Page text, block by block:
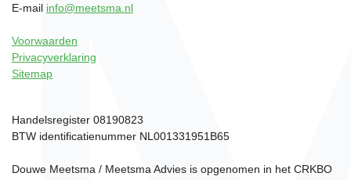
E-mail info@meetsma.nl
Voorwaarden
Privacyverklaring
Sitemap
Handelsregister 08190823
BTW identificatienummer NL001331951B65
Douwe Meetsma / Meetsma Advies is opgenomen in het CRKBO